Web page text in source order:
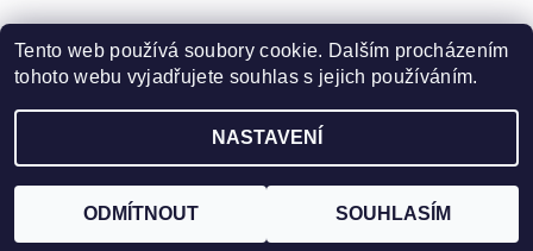
Zboží.cz | Heureka.cz
2026 ©ZooFit, všechna práva vyhrazenaUpravit nastavení cookies
Tento web používá soubory cookie. Dalším procházením
tohoto webu vyjadřujete souhlas s jejich používáním.
NASTAVENÍ
ODMÍTNOUT SOUHLASÍM